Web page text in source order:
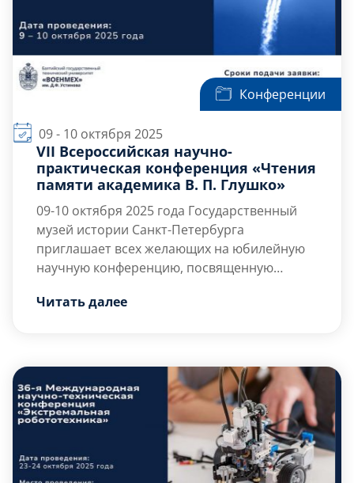
Конференции
09 - 10 октября 2025
VII Всероссийская научно-
практическая конференция «Чтения
памяти академика В. П. Глушко»
09-10 октября 2025 года Государственный
музей истории Санкт-Петербурга
приглашает всех желающих на юбилейную
научную конференцию, посвященную
космонавтики Валентину Петровичу Глушко.
и любителей науки, интересующихся
историей освоения космического
пространства.
Заявка на участие
Читать далее